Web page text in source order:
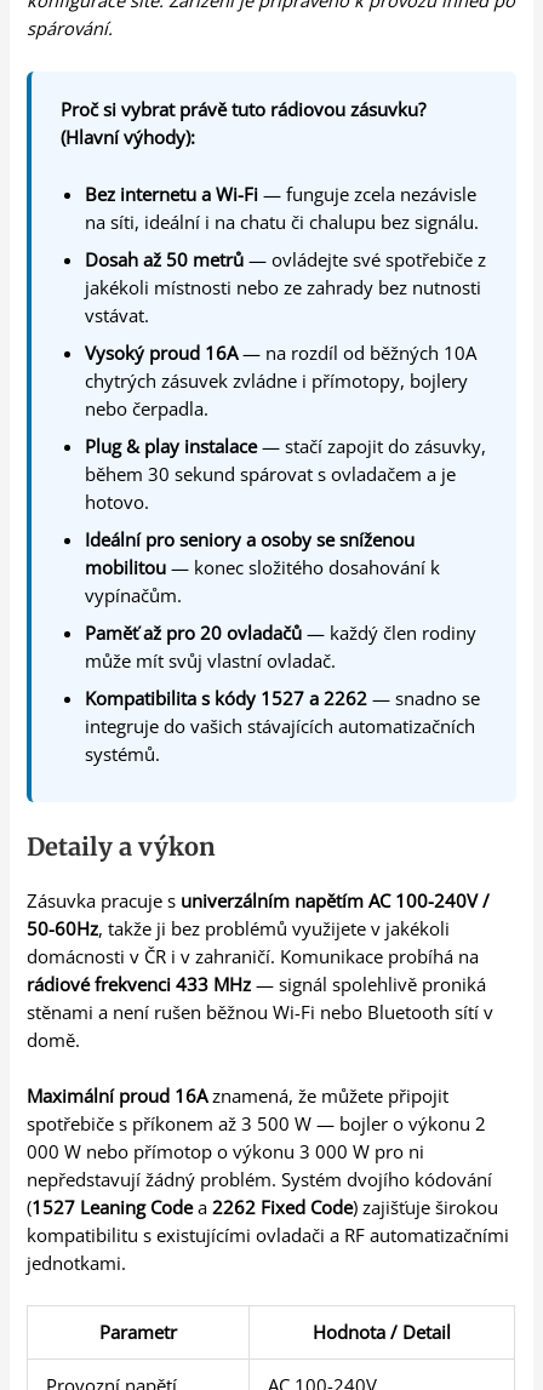
spárování.
Proč si vybrat právě tuto rádiovou zásuvku?
(Hlavní výhody):
Bez internetu a Wi-Fi — funguje zcela nezávisle
na síti, ideální i na chatu či chalupu bez signálu.
Dosah až 50 metrů — ovládejte své spotřebiče z
jakékoli místnosti nebo ze zahrady bez nutnosti
vstávat.
Vysoký proud 16A— na rozdíl od běžných 10A
chytrých zásuvek zvládne i přímotopy, bojlery
nebo čerpadla.
Plug & play instalace— stačí zapojit do zásuvky,
během 30 sekund spárovat s ovladačem a je
hotovo.
Ideální pro seniory a osoby se sníženou
mobilitou — konec složitého dosahování k
vypínačům.
Paměť až pro 20 ovladačů — každý člen rodiny
může mít svůj vlastní ovladač.
Kompatibilita s kódy 1527 a 2262 — snadno se
integruje do vašich stávajících automatizačních
systémů.
Detaily a výkon
Zásuvka pracuje s univerzálním napětím AC 100-240V /
50-60Hz, takže ji bez problémů využijete v jakékoli
domácnosti v ČR i v zahraničí. Komunikace probíhá na
rádiové frekvenci 433 MHz — signál spolehlivě proniká
stěnami a není rušen běžnou Wi-Fi nebo Bluetooth sítí v
domě.
Maximální proud 16Aznamená, že můžete připojit
spotřebiče s příkonem až 3 500 W — bojler o výkonu 2
000 W nebo přímotop o výkonu 3 000 W pro ni
nepředstavují žádný problém. Systém dvojího kódování
(1527 Leaning Codea2262 Fixed Code) zajišťuje širokou
kompatibilitu s existujícími ovladači a RF automatizačními
jednotkami.
Parametr Hodnota / Detail